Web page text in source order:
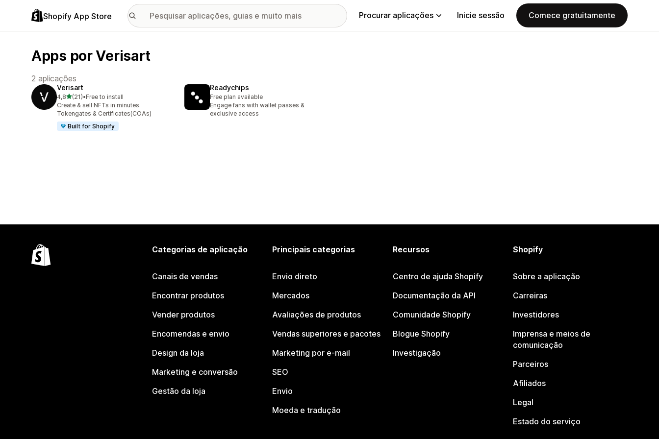
Shopify App Store Procurar aplicações Inicie sessão Comece gratuitamente
Apps por Verisart
2 aplicações
Verisart
4,8de 5 estrelas
(21)
21 total de avaliações
•Free to install
Create & sell NFTs in minutes.
Tokengates & Certificates(COAs)
Built for Shopify
Readychips
Free plan available
Engage fans with wallet passes &
exclusive access
Categorias de aplicação
Canais de vendas
Encontrar produtos
Vender produtos
Encomendas e envio
Design da loja
Marketing e conversão
Gestão da loja
Principais categorias
Envio direto
Mercados
Avaliações de produtos
Vendas superiores e pacotes
Marketing por e-mail
SEO
Envio
Moeda e tradução
Recursos
Centro de ajuda Shopify
Documentação da API
Comunidade Shopify
Blogue Shopify
Investigação
Shopify
Sobre a aplicação
Carreiras
Investidores
Imprensa e meios de
comunicação
Parceiros
Afiliados
Legal
Estado do serviço